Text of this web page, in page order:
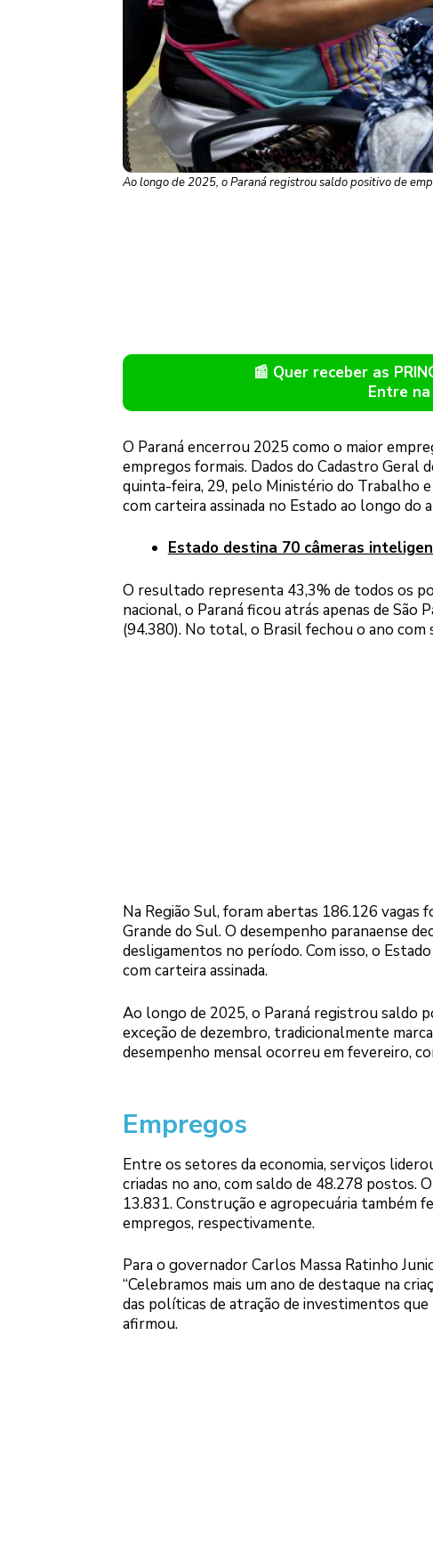
Ao longo de 2025, o Paraná registrou saldo positivo de
📰 Quer receber as
Entre na
O Paraná encerrou 2025 como o maior
empregos formais. Dados do Cadastro Geral
quinta-feira, 29, pelo Ministério do Trabalho
com carteira assinada no Estado ao longo do
Estado destina 70 câmeras
O resultado representa 43,3% de todos os
nacional, o Paraná ficou atrás apenas de São
(94.380). No total, o Brasil fechou o ano
Na Região Sul, foram abertas 186.126 vagas
Grande do Sul. O desempenho paranaense
desligamentos no período. Com isso, o
com carteira assinada.
Ao longo de 2025, o Paraná registrou saldo
exceção de dezembro, tradicionalmente
desempenho mensal ocorreu em fevereiro,
Empregos
Entre os setores da economia, serviços
criadas no ano, com saldo de 48.278 postos.
13.831. Construção e agropecuária também
empregos, respectivamente.
Para o governador Carlos Massa Ratinho
“Celebramos mais um ano de destaque na
das políticas de atração de investimentos
afirmou.